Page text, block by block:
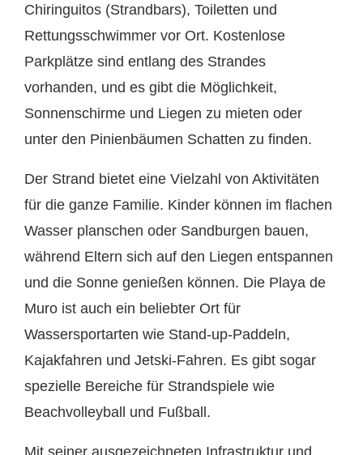
Chiringuitos (Strandbars), Toiletten und
Rettungsschwimmer vor Ort. Kostenlose
Parkplätze sind entlang des Strandes
vorhanden, und es gibt die Möglichkeit,
Sonnenschirme und Liegen zu mieten oder
unter den Pinienbäumen Schatten zu finden.
Der Strand bietet eine Vielzahl von Aktivitäten
für die ganze Familie. Kinder können im flachen
Wasser planschen oder Sandburgen bauen,
während Eltern sich auf den Liegen entspannen
und die Sonne genießen können. Die Playa de
Muro ist auch ein beliebter Ort für
Wassersportarten wie Stand-up-Paddeln,
Kajakfahren und Jetski-Fahren. Es gibt sogar
spezielle Bereiche für Strandspiele wie
Beachvolleyball und Fußball.
Mit seiner ausgezeichneten Infrastruktur und